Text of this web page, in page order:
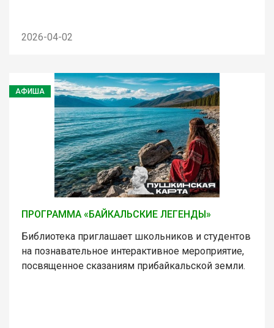
2026-04-02
АФИША
ПРОГРАММА «БАЙКАЛЬСКИЕ ЛЕГЕНДЫ»
Библиотека приглашает школьников и студентов
на познавательное интерактивное мероприятие,
посвященное сказаниям прибайкальской земли.